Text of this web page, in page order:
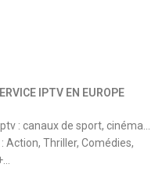
IPTV EN EUROPE
: canaux de sport, cinéma…
Action, Thriller, Comédies,